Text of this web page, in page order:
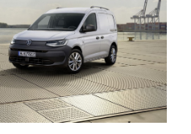
RESERVEDELE
TILBEHØR